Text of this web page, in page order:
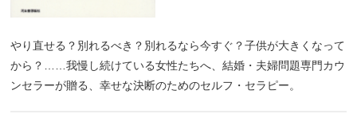
やり直せる？別れるべき？別れるなら今すぐ？子供が大きくなって
から？……我慢し続けている女性たちへ、結婚・夫婦問題専門カウ
ンセラーが贈る、幸せな決断のためのセルフ・セラピー。